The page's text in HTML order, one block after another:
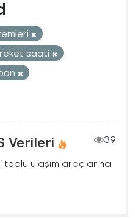
saati
Verileri
39
toplu ulaşım araçlarına